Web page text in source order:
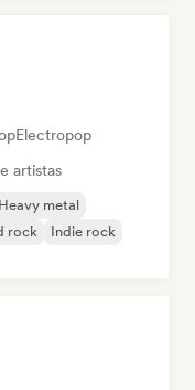
Electropop
artistas
metal
rock
Indie rock